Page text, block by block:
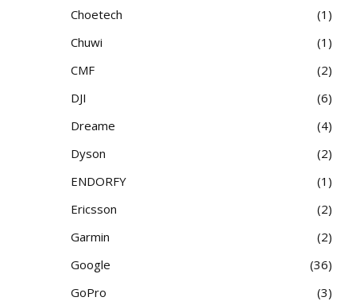
Choetech
1
Chuwi
1
CMF
2
DJI
6
Dreame
4
Dyson
2
ENDORFY
1
Ericsson
2
Garmin
2
Google
36
GoPro
3